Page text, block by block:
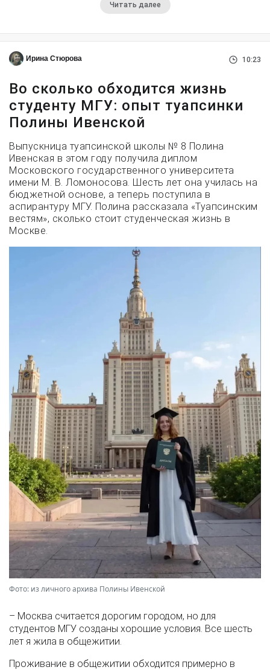
Читать далее
Ирина Стюрова 10:23
Во сколько обходится жизнь
студенту МГУ: опыт туапсинки
Полины Ивенской
Выпускница туапсинской школы № 8 Полина
Ивенская в этом году получила диплом
Московского государственного университета
имени М. В. Ломоносова. Шесть лет она училась на
бюджетной основе, а теперь поступила в
аспирантуру МГУ. Полина рассказала «Туапсинским
вестям», сколько стоит студенческая жизнь в
Москве.
Фото: из личного архива Полины Ивенской
– Москва считается дорогим городом, но для
студентов МГУ созданы хорошие условия. Все шесть
лет я жила в общежитии.
Проживание в общежитии обходится примерно в